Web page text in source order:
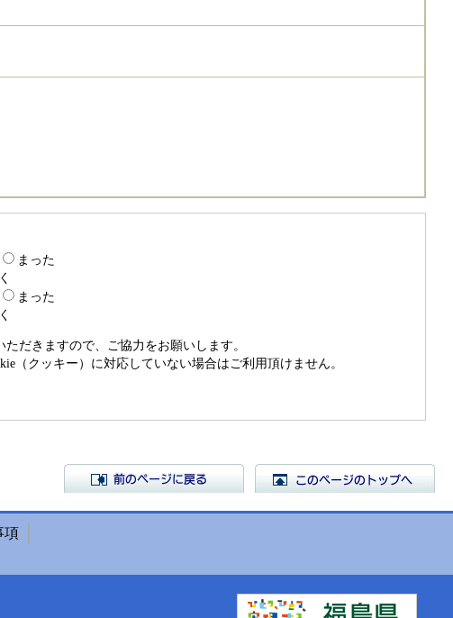
まった
く
まった
く
だきますので、ご協力をお願いします。
（クッキー）に対応していない場合はご利用頂けません。
前のページに戻る
項